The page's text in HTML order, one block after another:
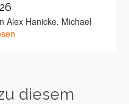
Alex Hanicke, Michael
diesem